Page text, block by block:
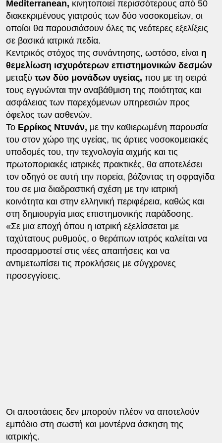
Mediterranean, κινητοποιεί περισσότερους από 50
διακεκριμένους γιατρούς των δύο νοσοκομείων, οι
οποίοι θα παρουσιάσουν όλες τις νεότερες εξελίξεις
σε βασικά ιατρικά πεδία.
Κεντρικός στόχος της συνάντησης, ωστόσο, είναι η
θεμελίωση ισχυρότερων επιστημονικών δεσμών
μεταξύ των δύο μονάδων υγείας, που με τη σειρά
τους εγγυώνται την αναβάθμιση της ποιότητας και
ασφάλειας των παρεχόμενων υπηρεσιών προς
όφελος των ασθενών.
Το Ερρίκος Ντυνάν, με την καθιερωμένη παρουσία
του στον χώρο της υγείας, τις άρτιες νοσοκομειακές
υποδομές του, την τεχνολογία αιχμής και τις
πρωτοποριακές ιατρικές πρακτικές, θα αποτελέσει
τον οδηγό σε αυτή την πορεία, βάζοντας τη σφραγίδα
του σε μια διαδραστική σχέση με την ιατρική
κοινότητα και στην ελληνική περιφέρεια, καθώς και
στη δημιουργία μιας επιστημονικής παράδοσης.
«Σε μια εποχή όπου η ιατρική εξελίσσεται με
ταχύτατους ρυθμούς, ο θεράπων ιατρός καλείται να
προσαρμοστεί στις νέες απαιτήσεις και να
αντιμετωπίσει τις προκλήσεις με σύγχρονες
προσεγγίσεις.
Οι αποστάσεις δεν μπορούν πλέον να αποτελούν
εμπόδιο στη σωστή και μοντέρνα άσκηση της
ιατρικής.